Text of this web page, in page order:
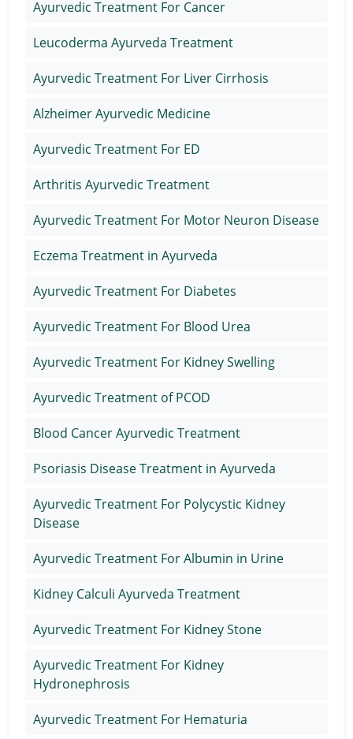
Ayurvedic Treatment For Cancer
Leucoderma Ayurveda Treatment
Ayurvedic Treatment For Liver Cirrhosis
Alzheimer Ayurvedic Medicine
Ayurvedic Treatment For ED
Arthritis Ayurvedic Treatment
Ayurvedic Treatment For Motor Neuron Disease
Eczema Treatment in Ayurveda
Ayurvedic Treatment For Diabetes
Ayurvedic Treatment For Blood Urea
Ayurvedic Treatment For Kidney Swelling
Ayurvedic Treatment of PCOD
Blood Cancer Ayurvedic Treatment
Psoriasis Disease Treatment in Ayurveda
Ayurvedic Treatment For Polycystic Kidney
Disease
Ayurvedic Treatment For Albumin in Urine
Kidney Calculi Ayurveda Treatment
Ayurvedic Treatment For Kidney Stone
Ayurvedic Treatment For Kidney
Hydronephrosis
Ayurvedic Treatment For Hematuria